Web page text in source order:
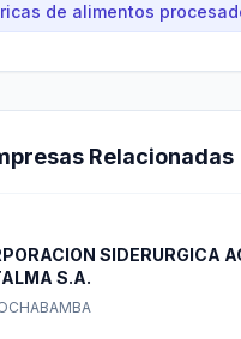
de alimentos
Relacionadas
SIDERURGICA
METALMA S.A.